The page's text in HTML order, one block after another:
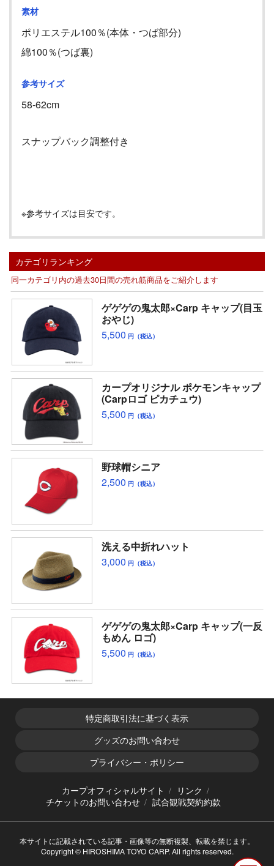
素材
ポリエステル100％(本体・つば部分)
綿100％(つば裏)
参考サイズ
58-62cm
スナップバック調整付き
※参考サイズは目安です。
カテゴリランキング
同一カテゴリ内の過去30日間の売れ筋商品をご紹介します
ゲゲゲの鬼太郎×Carp キャップ(目玉
おやじ)
5,500 円（税込）
カープオリジナル ポケモンキャップ
(Carpロゴ ピカチュウ)
5,500 円（税込）
野球帽シニア
2,500 円（税込）
洗える中折れハット
3,000 円（税込）
ゲゲゲの鬼太郎×Carp キャップ(一反
もめん ロゴ)
5,500 円（税込）
特定商取引法に基づく表示
グッズのお問い合わせ
プライバシー・ポリシー
カープオフィシャルサイト
リンク
チケットのお問い合わせ
試合観戦契約約款
本サイトに記載されている記事・画像等の無断複製、転載を禁じます。
Copyright © HIROSHIMA TOYO CARP. All rights reserved.